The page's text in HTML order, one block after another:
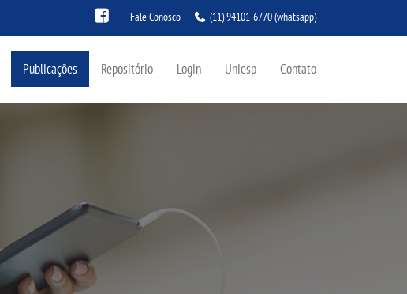
Fale Conosco (11) 94101-6770(whatsapp)
Publicações Repositório Login Uniesp Contato